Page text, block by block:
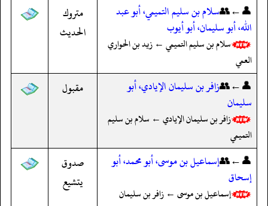
👤←👥سلام بن سليم التميمي، أبو عبد
الله، أبو سليمان، أبو أيوب
سلام بن سليم التميمي ← زيد بن الحواري
العمي
متروك
الحديث
👤←👥زافر بن سليمان الإيادي، أبو
سليمان
زافر بن سليمان الإيادي ← سلام بن سليم
التميمي
مقبول
👤←👥إسماعيل بن موسى، أبو محمد، أبو
إسحاق
إسماعيل بن موسى ← زافر بن سليمان
صدوق
يتشيع